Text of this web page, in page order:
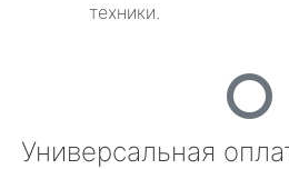
техники.
Универсальная